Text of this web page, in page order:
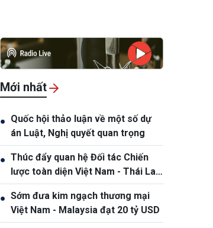
Mới nhất
● Quốc hội thảo luận về một số dự
án Luật, Nghị quyết quan trọng
● Thúc đẩy quan hệ Đối tác Chiến
lược toàn diện Việt Nam - Thái Lan
ngày càng thực chất và hiệu quả
● Sớm đưa kim ngạch thương mại
Việt Nam - Malaysia đạt 20 tỷ USD